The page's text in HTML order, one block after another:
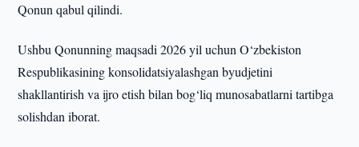
Qonun qabul qilindi.
Ushbu Qonunning maqsadi 2026 yil uchun O‘zbekiston
Respublikasining konsolidatsiyalashgan byudjetini
shakllantirish va ijro etish bilan bog‘liq munosabatlarni tartibga
solishdan iborat.